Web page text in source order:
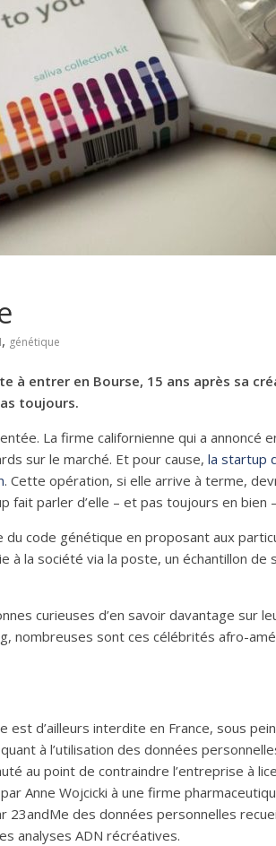
, génétique
à entrer en Bourse, 15 ans après sa
toujours.
La firme californienne qui a annoncé
sur le marché. Et pour cause, la startup
. Cette opération, si elle arrive à terme,
parler d’elle – et pas toujours en bien
du code génétique en proposant aux
la société via la poste, un échantillon
curieuses d’en savoir davantage sur
nombreuses sont ces célébrités afro-
d’ailleurs interdite en France, sous
à l’utilisation des données
au point de contraindre l’entreprise à
Anne Wojcicki à une firme
23andMe des données personnelles
analyses ADN récréatives.